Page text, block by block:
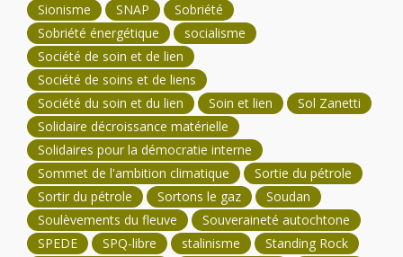
Sionisme
SNAP
Sobriété
Sobriété énergétique
socialisme
Société de soin et de lien
Société de soins et de liens
Société du soin et du lien
Soin et lien
Sol Zanetti
Solidaire décroissance matérielle
Solidaires pour la démocratie interne
Sommet de l'ambition climatique
Sortie du pétrole
Sortir du pétrole
Sortons le gaz
Soudan
Soulèvements du fleuve
Souveraineté autochtone
SPEDE
SPQ-libre stalinisme
Standing Rock